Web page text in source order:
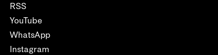
RSS
YouTube
WhatsApp
Instagram